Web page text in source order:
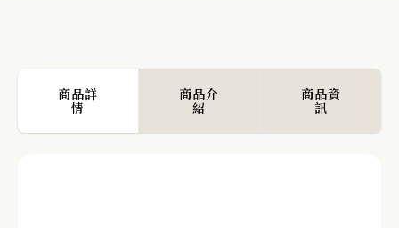
商品詳
情
商品介
紹
商品資
訊